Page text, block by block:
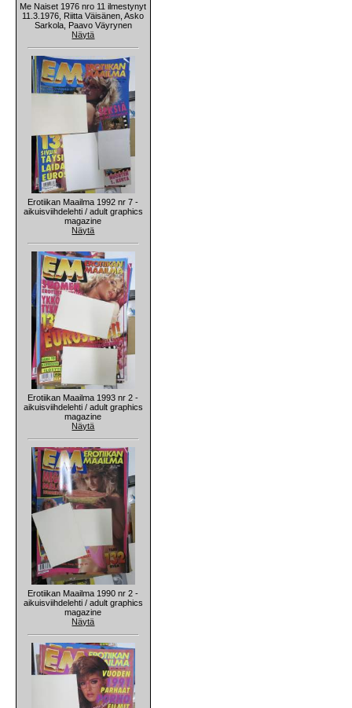
Me Naiset 1976 nro 11 ilmestynyt
11.3.1976, Riitta Väisänen, Asko
Sarkola, Paavo Väyrynen
Näytä
Erotiikan Maailma 1992 nr 7 -
aikuisviihdelehti / adult graphics
magazine
Näytä
Erotiikan Maailma 1993 nr 2 -
aikuisviihdelehti / adult graphics
magazine
Näytä
Erotiikan Maailma 1990 nr 2 -
aikuisviihdelehti / adult graphics
magazine
Näytä